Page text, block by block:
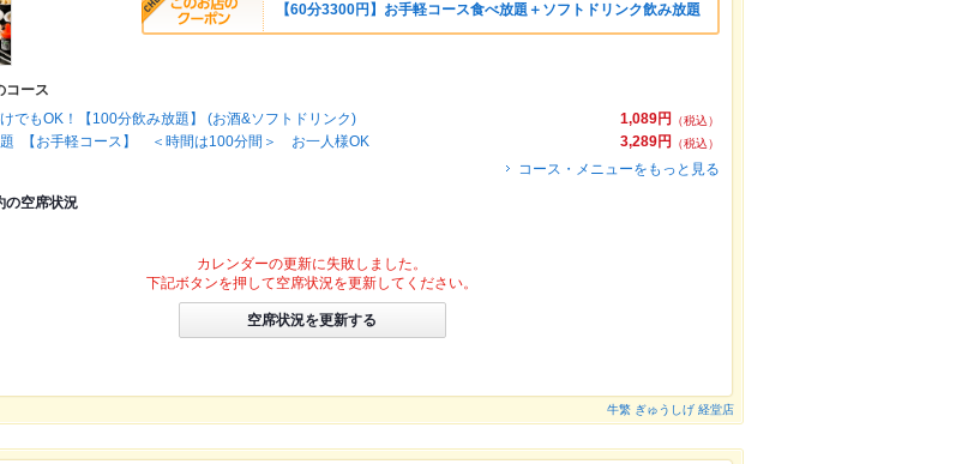
【60分3300円】お手軽コース食べ放題＋ソフトドリンク飲み放題
コース
1,089円
（税込）
でもOK！【100分飲み放題】 (お酒&ソフトドリンク)
3,289円
（税込）
題 【お手軽コース】 ＜時間は100分間＞ お一人様OK
コース・メニューをもっと見る
の空席状況
カレンダーの更新に失敗しました。
下記ボタンを押して空席状況を更新してください。
空席状況を更新する
牛繁 ぎゅうしげ 経堂店